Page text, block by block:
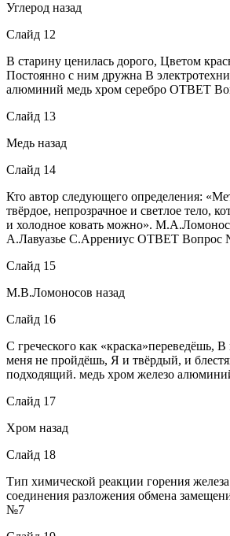
Углерод назад
Слайд 12
В старину ценилась дорого, Цветом
Постоянно с ним дружна В
алюминий медь хром серебро ОТВЕТ
Слайд 13
Медь назад
Слайд 14
Кто автор следующего определения:
твёрдое, непрозрачное и светлое тело,
и холодное ковать можно».
А.Лавуазье С.Аррениус ОТВЕТ Вопрос
Слайд 15
М.В.Ломоносов назад
Слайд 16
С греческого как «краска»переведёшь,
меня не пройдёшь, Я и твёрдый, и
подходящий. медь хром железо
Слайд 17
Хром назад
Слайд 18
Тип химической реакции горения
соединения разложения обмена
№7